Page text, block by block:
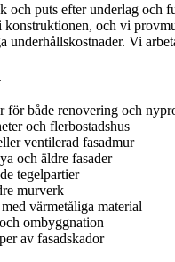
puts efter underlag och
konstruktionen, och vi
Vi
både renovering och
och flerbostadshus
ventilerad fasadmur
och äldre fasader
tegelpartier
murverk
värmetåliga material
ombyggnation
av fasadskador